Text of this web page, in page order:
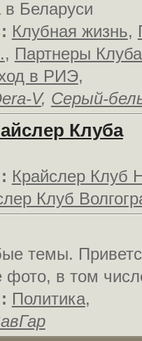
в Беларуси
Клубная жизнь,
, Партнеры
в РИЭ,
V, Серый-
Клуба
Крайслер Клуб
Клуб
темы.
фото, в том
Политика,